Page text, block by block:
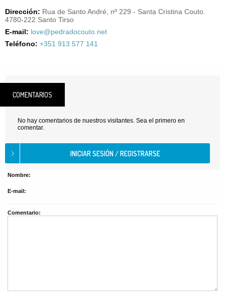
Dirección: Rua de Santo André, nº 229 - Santa Cristina Couto.
4780-222 Santo Tirso
E-mail: love@pedradocouto.net
Teléfono: +351 913 577 141
COMENTARIOS
No hay comentarios de nuestros visitantes. Sea el primero en
comentar.
Nombre:
E-mail:
Comentario: